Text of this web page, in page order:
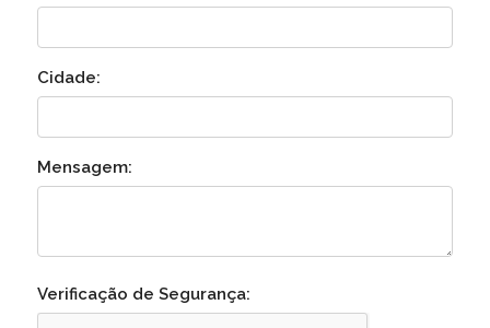
Cidade:
Mensagem:
Verificação de Segurança: